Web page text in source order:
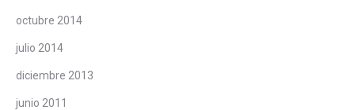
octubre 2014
julio 2014
diciembre 2013
junio 2011